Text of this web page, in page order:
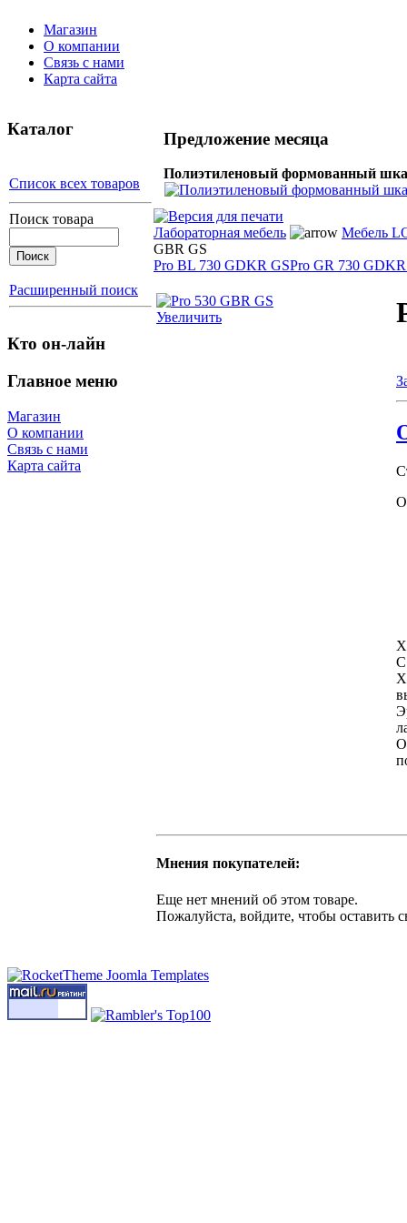
Магазин
О компании
Связь с нами
Карта сайта
Каталог
Список всех товаров
Поиск товара
Расширенный поиск
Кто он-лайн
Главное меню
Магазин
О компании
Связь с нами
Карта сайта
Предложение месяца
Полиэтиленовый формованный
Лабораторная мебель
Мебель
GBR GS
Pro BL 730 GDKR GSPro GR 730
Увеличить
С
Мнения покупателей:
Еще нет мнений об этом товаре.
Пожалуйста, войдите, чтобы оставить